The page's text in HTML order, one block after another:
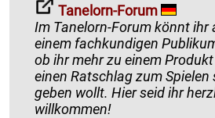
Tanelorn-Forum
Im Tanelorn-Forum könnt ihr
einem fachkundigen
ob ihr mehr zu einem Produkt wissen wollt¸
einen Ratschlag zum
geben wollt. Hier seid ihr herzlich
willkommen!